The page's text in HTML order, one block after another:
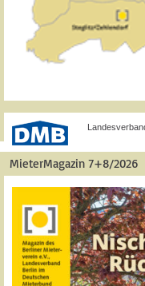
MieterMagazin 7+8/2026